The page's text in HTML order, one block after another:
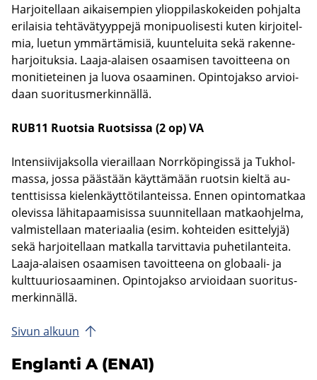
Har­joi­tel­laan ai­kai­sem­pien yli­op­pi­las­ko­kei­den poh­jal­ta
eri­lai­sia teh­tä­vä­tyyp­pe­jä mo­ni­puo­li­ses­ti kuten kir­joi­tel­
mia, lue­tun ym­mär­tä­mi­siä, kuun­te­lui­ta sekä ra­ken­ne­
har­joi­tuk­sia. Laaja-​alaisen osaa­mi­sen ta­voit­tee­na on
mo­ni­tie­tei­nen ja luova osaa­mi­nen. Opin­to­jak­so ar­vioi­
daan suo­ri­tus­mer­kin­näl­lä.
RUB11 Ruot­sia Ruot­sis­sa (2 op) VA
In­ten­sii­vi­jak­sol­la vie­rail­laan Norr­kö­pin­gis­sä ja Tuk­hol­
mas­sa, jossa pääs­tään käyt­tä­mään ruot­sin kiel­tä au­
tent­ti­sis­sa kie­len­käyt­tö­ti­lan­teis­sa. Ennen opin­to­mat­kaa
ole­vis­sa lä­hi­ta­paa­mi­sis­sa suun­ni­tel­laan mat­kaoh­jel­ma,
val­mis­tel­laan ma­te­ri­aa­lia (esim. koh­tei­den esit­te­ly­jä)
sekä har­joi­tel­laan mat­kal­la tar­vit­ta­via pu­he­ti­lan­tei­ta.
Laaja-​alaisen osaa­mi­sen ta­voit­tee­na on globaali-​ ja
kult­tuu­rio­saa­mi­nen. Opin­to­jak­so ar­vioi­daan suo­ri­tus­
mer­kin­näl­lä.
Sivun al­kuun
Englan­ti A (ENA1)